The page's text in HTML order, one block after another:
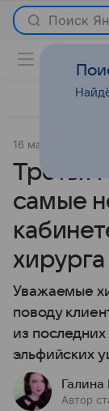
Поиск
16 марта 2020
Третья
самые
хирурга
Уважаемые
поводу
из
эльфийских
Галина
Автор